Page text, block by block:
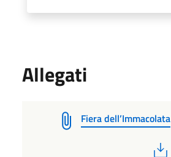
Allegati
Fiera dell’Immacolata